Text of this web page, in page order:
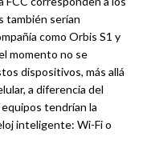
también serían
como Orbis S1 y
momento no se
dispositivos, más allá
a diferencia del
tendrían la
inteligente: Wi-Fi o